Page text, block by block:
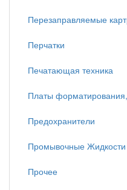
Перезаправляемые
Перчатки
Печатающая техника
Платы
Предохранители
Промывочные Жидкости
Прочее